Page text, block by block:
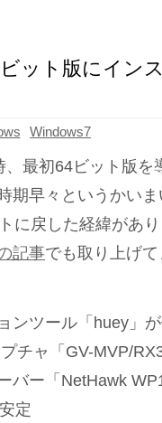
ット版にイン
Windows7
、最初64ビット版を
期早々というかい
に戻した経緯があ
記事でも取り上げ
ンツール「huey」
チャ「GV-MVP/
バー「NetHawk
定